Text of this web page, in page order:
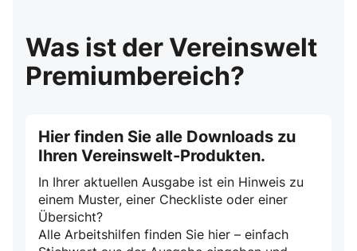
Was ist der Vereinswelt
Premiumbereich?
Hier finden Sie alle Downloads zu
Ihren Vereinswelt-Produkten.
In Ihrer aktuellen Ausgabe ist ein Hinweis zu
einem Muster, einer Checkliste oder einer
Übersicht?
Alle Arbeitshilfen finden Sie hier – einfach